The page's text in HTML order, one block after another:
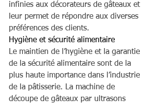
infinies aux décorateurs de gâteaux et
leur permet de répondre aux diverses
préférences des clients.
Hygiène et sécurité alimentaire
Le maintien de l’hygiène et la garantie
de la sécurité alimentaire sont de la
plus haute importance dans l’industrie
de la pâtisserie. La machine de
découpe de gâteaux par ultrasons